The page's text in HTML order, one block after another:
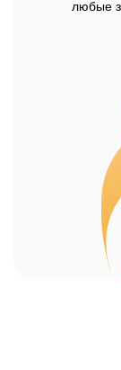
любые